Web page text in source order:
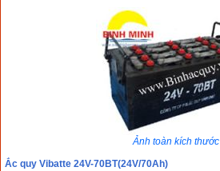
Ảnh toàn kích thước
Ắc quy Vibatte 24V-70BT(24V/70Ah)